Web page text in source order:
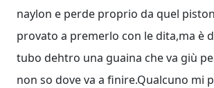
naylon e perde proprio da quel
provato a premerlo con le dita,ma è
tubo dehtro una guaina che va giù
non so dove va a finire.Qualcuno mi